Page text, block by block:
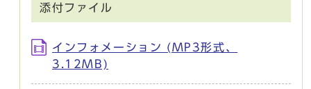
添付ファイル
インフォメーション (MP3形式、
3.12MB)